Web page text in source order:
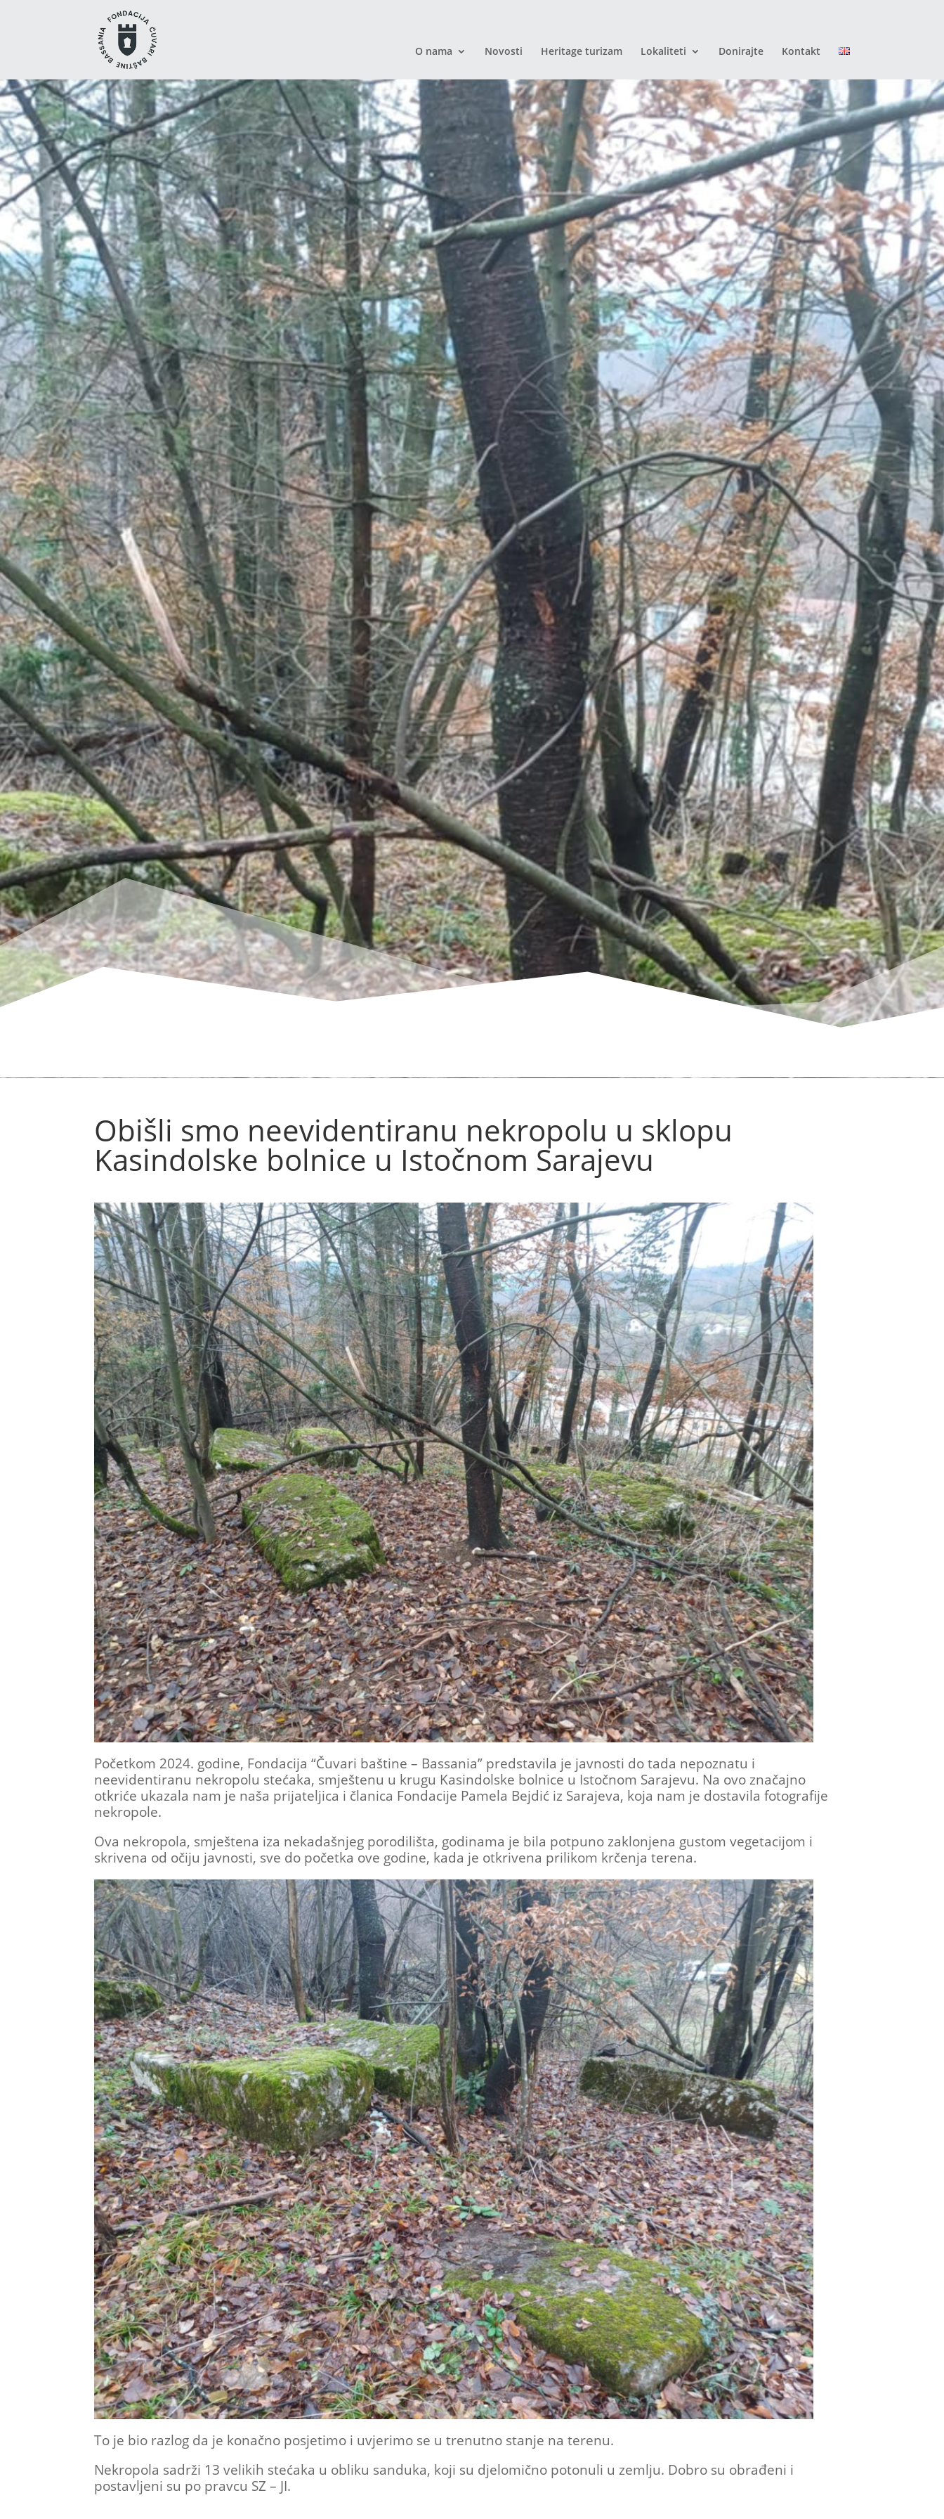
O nama Novosti Heritage turizam Lokaliteti Donirajte Kontakt
Obišli smo neevidentiranu nekropolu u sklopu
Kasindolske bolnice u Istočnom Sarajevu
Početkom 2024. godine, Fondacija “Čuvari baštine – Bassania” predstavila je javnosti do tada nepoznatu i
neevidentiranu nekropolu stećaka, smještenu u krugu Kasindolske bolnice u Istočnom Sarajevu. Na ovo značajno
otkriće ukazala nam je naša prijateljica i članica Fondacije Pamela Bejdić iz Sarajeva, koja nam je dostavila fotografije
nekropole.
Ova nekropola, smještena iza nekadašnjeg porodilišta, godinama je bila potpuno zaklonjena gustom vegetacijom i
skrivena od očiju javnosti, sve do početka ove godine, kada je otkrivena prilikom krčenja terena.
To je bio razlog da je konačno posjetimo i uvjerimo se u trenutno stanje na terenu.
Nekropola sadrži 13 velikih stećaka u obliku sanduka, koji su djelomično potonuli u zemlju. Dobro su obrađeni i
postavljeni su po pravcu SZ – JI.